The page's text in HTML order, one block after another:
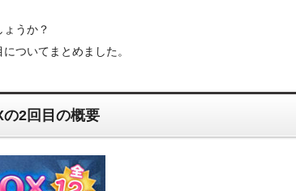
うか？
ついてまとめました。
2回目の概要